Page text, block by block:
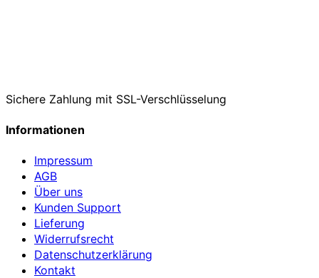
Sichere Zahlung mit SSL-Verschlüsselung
Informationen
Impressum
AGB
Über uns
Kunden Support
Lieferung
Widerrufsrecht
Datenschutzerklärung
Kontakt